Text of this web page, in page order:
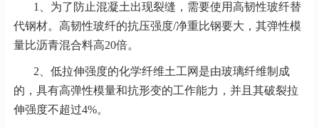
1、为了防止混凝土出现裂缝，需要使用高韧性玻纤替
代钢材。高韧性玻纤的抗压强度/净重比钢要大，其弹性模
量比沥青混合料高20倍。
2、低拉伸强度的化学纤维土工网是由玻璃纤维制成
的，具有高弹性模量和抗形变的工作能力，并且其破裂拉
伸强度不超过4%。